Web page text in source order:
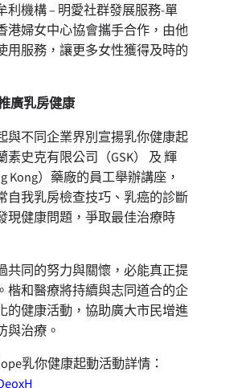
利機構 – 明愛社群發展服務-單
港婦女中心協會攜手合作，由他
用服務，讓更多女性獲得及時的
廣乳房健康
與不同企業界別宣揚乳你健康起
史克有限公司（GSK） 及 輝
Kong）藥廠的員工舉辦講座，
自我乳房檢查技巧、乳癌的診斷
現健康問題，爭取最佳治療時
共同的努力與關懷，必能真正提
楷和醫療將持續與志同道合的企
的健康活動，協助廣大市民增進
與治療。
乳你健康起動活動詳情：